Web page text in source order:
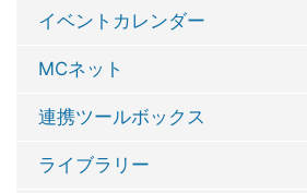
イベントカレンダー
MCネット
連携ツールボックス
ライブラリー